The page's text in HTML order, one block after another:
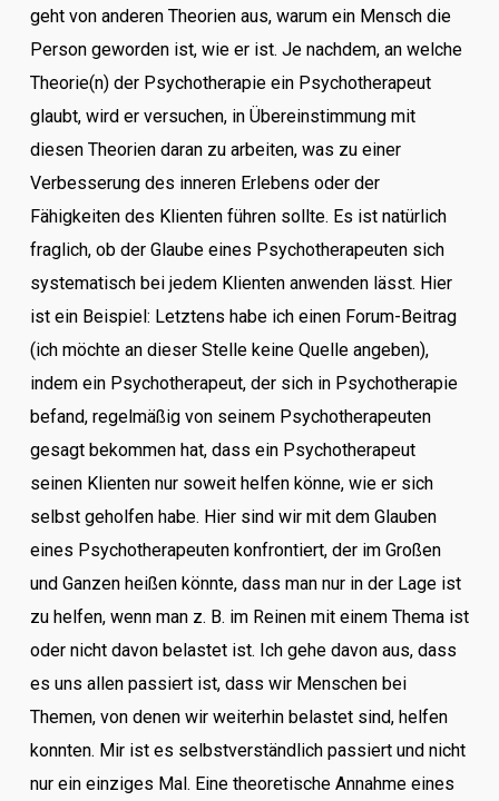
geht von anderen Theorien aus, warum ein Mensch die
Person geworden ist, wie er ist. Je nachdem, an welche
Theorie(n) der Psychotherapie ein Psychotherapeut
glaubt, wird er versuchen, in Übereinstimmung mit
diesen Theorien daran zu arbeiten, was zu einer
Verbesserung des inneren Erlebens oder der
Fähigkeiten des Klienten führen sollte. Es ist natürlich
fraglich, ob der Glaube eines Psychotherapeuten sich
systematisch bei jedem Klienten anwenden lässt. Hier
ist ein Beispiel: Letztens habe ich einen Forum-Beitrag
(ich möchte an dieser Stelle keine Quelle angeben),
indem ein Psychotherapeut, der sich in Psychotherapie
befand, regelmäßig von seinem Psychotherapeuten
gesagt bekommen hat, dass ein Psychotherapeut
seinen Klienten nur soweit helfen könne, wie er sich
selbst geholfen habe. Hier sind wir mit dem Glauben
eines Psychotherapeuten konfrontiert, der im Großen
und Ganzen heißen könnte, dass man nur in der Lage ist
zu helfen, wenn man z. B. im Reinen mit einem Thema ist
oder nicht davon belastet ist. Ich gehe davon aus, dass
es uns allen passiert ist, dass wir Menschen bei
Themen, von denen wir weiterhin belastet sind, helfen
konnten. Mir ist es selbstverständlich passiert und nicht
nur ein einziges Mal. Eine theoretische Annahme eines